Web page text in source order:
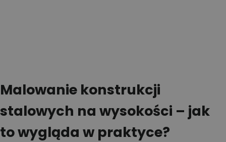
Malowanie konstrukcji
stalowych na wysokości – jak
to wygląda w praktyce?